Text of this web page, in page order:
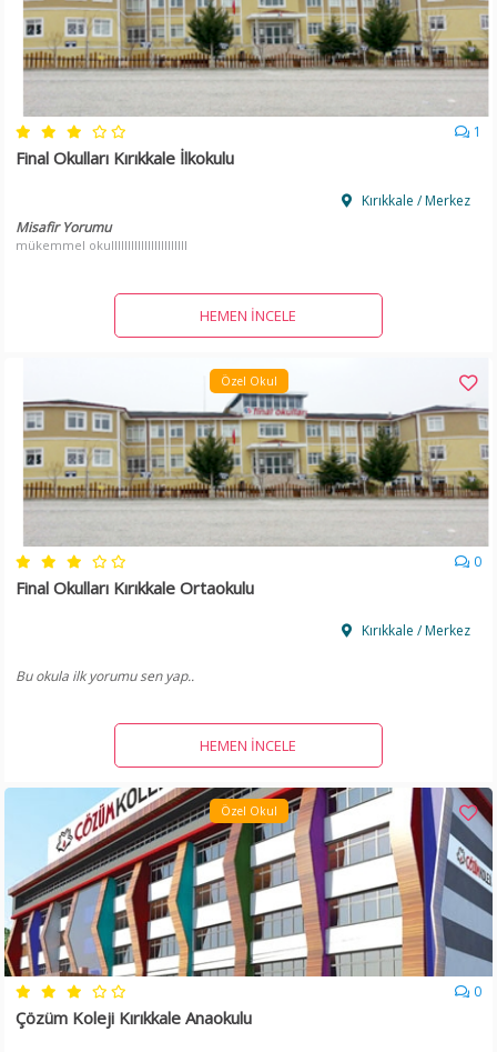
1
Final Okulları Kırıkkale İlkokulu
Kırıkkale / Merkez
Misafir Yorumu
mükemmel okulllllllllllllllllllllll
HEMEN İNCELE
Özel Okul
0
Final Okulları Kırıkkale Ortaokulu
Kırıkkale / Merkez
Bu okula ilk yorumu sen yap..
HEMEN İNCELE
Özel Okul
0
Çözüm Koleji Kırıkkale Anaokulu